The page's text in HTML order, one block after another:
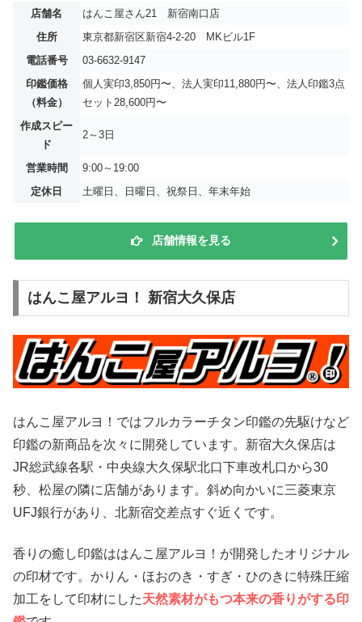
店舗名
はんこ屋さん21 新宿南口店
住所
東京都新宿区新宿4-2-20 MKビル1F
電話番号
03-6632-9147
印鑑価格
（料金）
個人実印3,850円〜、法人実印11,880円〜、法人印鑑3点
セット28,600円〜
作成スピー
ド
2～3日
営業時間
9:00～19:00
定休日
土曜日、日曜日、祝祭日、年末年始
店舗情報を見る
はんこ屋アルヨ！ 新宿大久保店
はんこ屋アルヨ！ではフルカラーチタン印鑑の先駆けなど
印鑑の新商品を次々に開発しています。新宿大久保店は
JR総武線各駅・中央線大久保駅北口下車改札口から30
秒、松屋の隣に店舗があります。斜め向かいに三菱東京
UFJ銀行があり、北新宿交差点すぐ近くです。
香りの癒し印鑑ははんこ屋アルヨ！が開発したオリジナル
の印材です。かりん・ほおのき・すぎ・ひのきに特殊圧縮
加工をして印材にした天然素材がもつ本来の香りがする印